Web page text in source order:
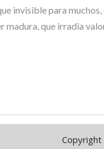
invisible para
que irradia
Copyright